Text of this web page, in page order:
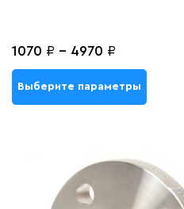
1070 ₽ - 4970 ₽
Выберите параметры